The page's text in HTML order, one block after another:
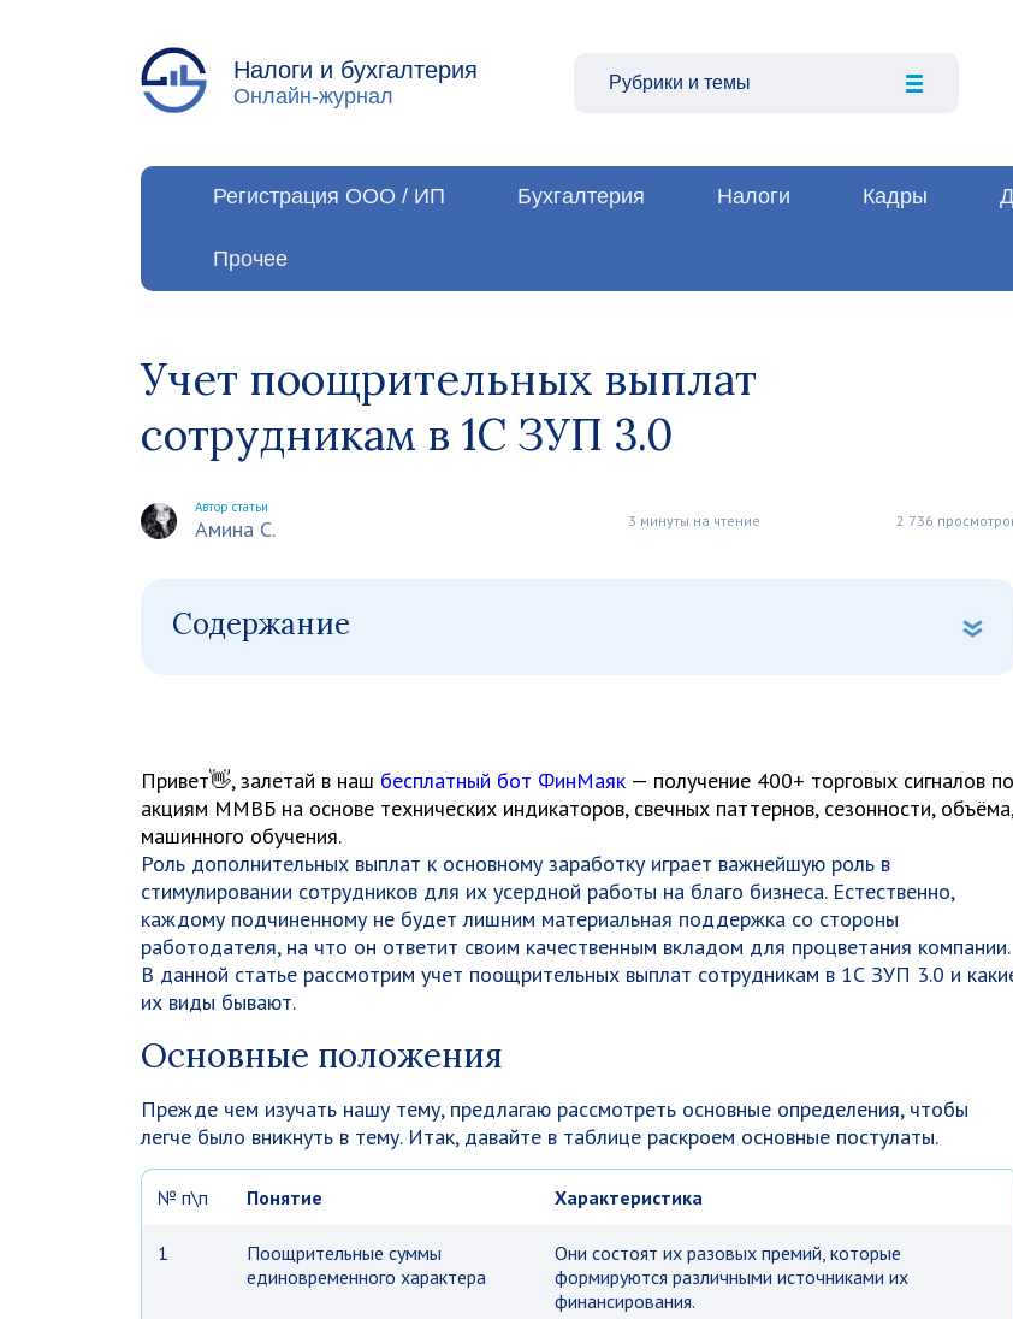
Налоги и бухгалтерия
Онлайн-журнал
Рубрики и темы
Регистрация ООО / ИП Бухгалтерия Налоги Кадры
Прочее
Учет поощрительных выплат
сотрудникам в 1С ЗУП 3.0
Автор статьи
Амина С. 3 минуты на чтение 2 736
Содержание
Привет👋, залетай в наш бесплатный бот ФинМаяк — получение 400+ торговых сигналов по
акциям ММВБ на основе технических индикаторов, свечных паттернов, сезонности, объёма,
машинного обучения.
Роль дополнительных выплат к основному заработку играет важнейшую роль в
стимулировании сотрудников для их усердной работы на благо бизнеса. Естественно,
каждому подчиненному не будет лишним материальная поддержка со стороны
работодателя, на что он ответит своим качественным вкладом для процветания компании.
В данной статье рассмотрим учет поощрительных выплат сотрудникам в 1С ЗУП 3.0 и
их виды бывают.
Основные положения
Прежде чем изучать нашу тему, предлагаю рассмотреть основные определения, чтобы
легче было вникнуть в тему. Итак, давайте в таблице раскроем основные постулаты.
№ п\п Понятие Характеристика
1
Поощрительные суммы
единовременного характера
Они состоят их разовых премий, которые
формируются различными источниками их
финансирования.